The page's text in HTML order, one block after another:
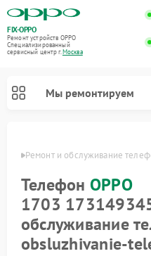
FIX-OPPO
Ремонт устройств OPPO
Специализированный
cервисный центр г.Москва
Мы ремонтируем
Ремонт и обслуживание
Телефон OPPO
1703
обслуживание
obsluzhivanie-